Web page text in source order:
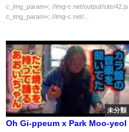
c_img_param=; //img-c.net/output/site/42.js
c_img_param=; //img-c.net/...
未分類
Oh Gi-ppeum x Park Moo-yeol